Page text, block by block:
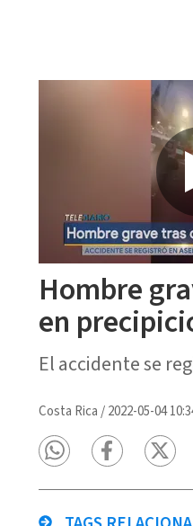
Hombre
en
El accidente se
Costa Rica /2022-05-04